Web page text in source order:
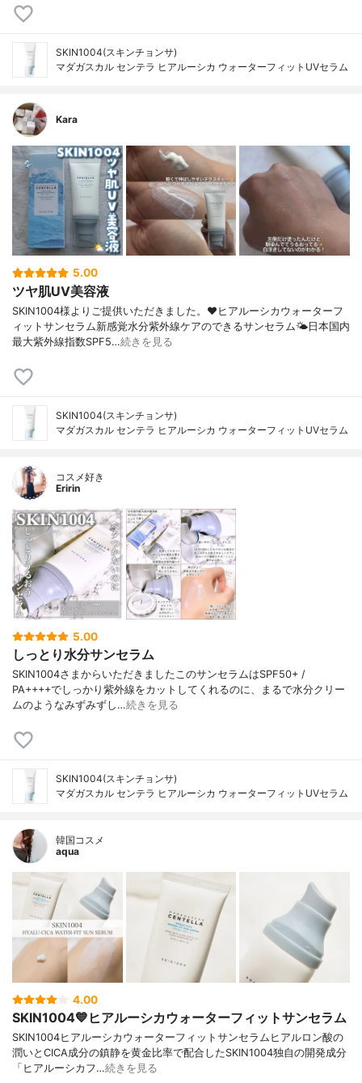
SKIN1004(スキンチョンサ)
マダガスカル センテラ ヒアルーシカ ウォーターフィットUVセラム
Kara
5.00
ツヤ肌UV美容液
SKIN1004様よりご提供いただきました。❤︎ヒアルーシカウォーターフ
ィットサンセラム新感覚水分紫外線ケアのできるサンセラム🌤️日本国内
最大紫外線指数SPF5…続きを見る
SKIN1004(スキンチョンサ)
マダガスカル センテラ ヒアルーシカ ウォーターフィットUVセラム
コスメ好き
Eririn
5.00
しっとり水分サンセラム
SKIN1004さまからいただきましたこのサンセラムはSPF50+ /
PA++++でしっかり紫外線をカットしてくれるのに、まるで水分クリー
ムのようなみずみずし…続きを見る
SKIN1004(スキンチョンサ)
マダガスカル センテラ ヒアルーシカ ウォーターフィットUVセラム
韓国コスメ
aqua
4.00
SKIN1004💙ヒアルーシカウォーターフィットサンセラム
SKIN1004ヒアルーシカウォーターフィットサンセラムヒアルロン酸の
潤いとCICA成分の鎮静を黄金比率で配合したSKIN1004独自の開発成分
「ヒアルーシカフ…続きを見る